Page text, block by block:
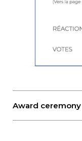
Award ceremony